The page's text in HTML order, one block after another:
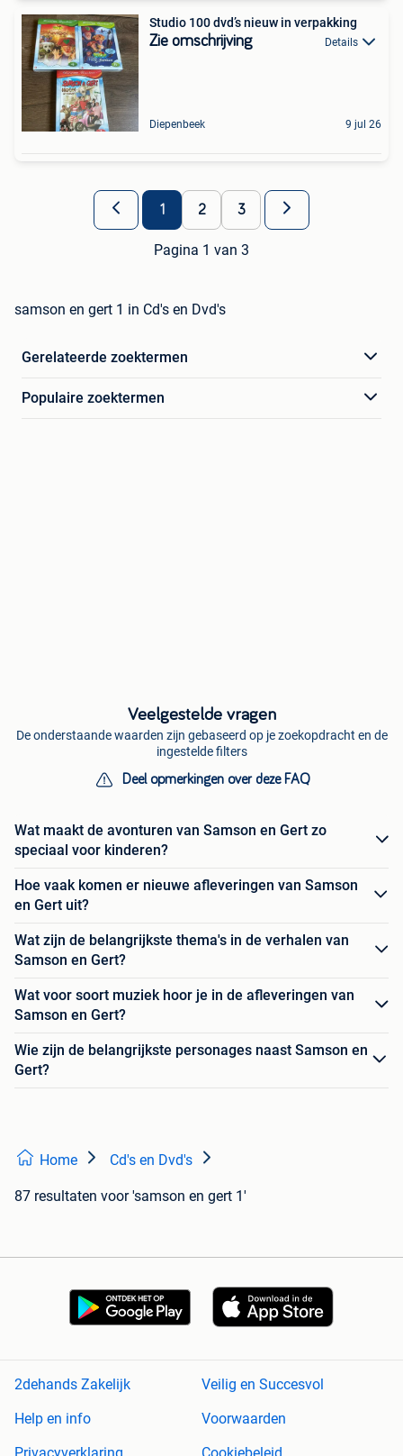
Studio 100 dvd’s nieuw in verpakking
Zie omschrijving Details
Diepenbeek 9 jul 26
1 2 3
Pagina 1 van 3
samson en gert 1 in Cd's en Dvd's
Gerelateerde zoektermen
Populaire zoektermen
Veelgestelde vragen
De onderstaande waarden zijn gebaseerd op je zoekopdracht en de
ingestelde filters
Deel opmerkingen over deze FAQ
Wat maakt de avonturen van Samson en Gert zo
speciaal voor kinderen?
Hoe vaak komen er nieuwe afleveringen van Samson
en Gert uit?
Wat zijn de belangrijkste thema's in de verhalen van
Samson en Gert?
Wat voor soort muziek hoor je in de afleveringen van
Samson en Gert?
Wie zijn de belangrijkste personages naast Samson en
Gert?
Home Cd's en Dvd's
87 resultaten voor 'samson en gert 1'
2dehands Zakelijk
Veilig en Succesvol
Help en info
Voorwaarden